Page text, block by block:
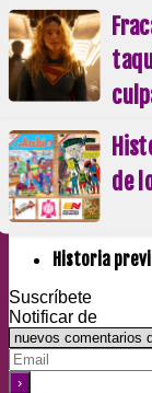
de
Historia
Suscríbete
Notificar de